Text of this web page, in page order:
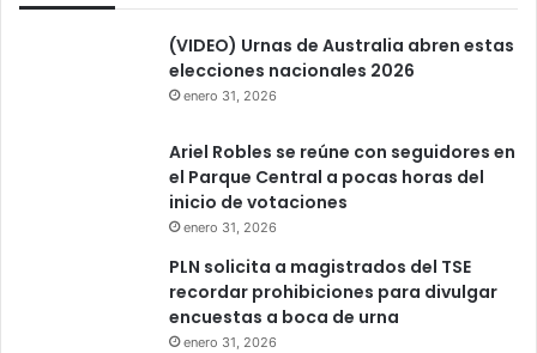
(VIDEO) Urnas de Australia abren estas
elecciones nacionales 2026
enero 31, 2026
Ariel Robles se reúne con seguidores en
el Parque Central a pocas horas del
inicio de votaciones
enero 31, 2026
PLN solicita a magistrados del TSE
recordar prohibiciones para divulgar
encuestas a boca de urna
enero 31, 2026